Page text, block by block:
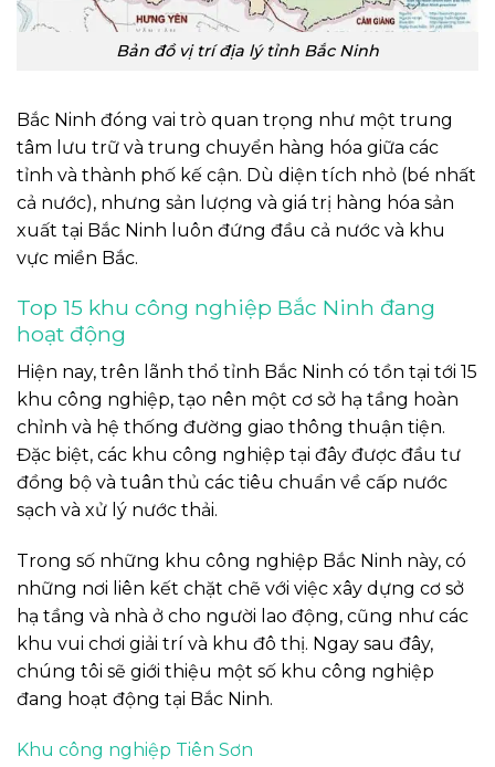
Bản đồ vị trí địa lý tỉnh Bắc Ninh
Bắc Ninh đóng vai trò quan trọng như một trung
tâm lưu trữ và trung chuyển hàng hóa giữa các
tỉnh và thành phố kế cận. Dù diện tích nhỏ (bé nhất
cả nước), nhưng sản lượng và giá trị hàng hóa sản
xuất tại Bắc Ninh luôn đứng đầu cả nước và khu
vực miền Bắc.
Top 15 khu công nghiệp Bắc Ninh đang
hoạt động
Hiện nay, trên lãnh thổ tỉnh Bắc Ninh có tồn tại tới 15
khu công nghiệp, tạo nên một cơ sở hạ tầng hoàn
chỉnh và hệ thống đường giao thông thuận tiện.
Đặc biệt, các khu công nghiệp tại đây được đầu tư
đồng bộ và tuân thủ các tiêu chuẩn về cấp nước
sạch và xử lý nước thải.
Trong số những khu công nghiệp Bắc Ninh này, có
những nơi liên kết chặt chẽ với việc xây dựng cơ sở
hạ tầng và nhà ở cho người lao động, cũng như các
khu vui chơi giải trí và khu đô thị. Ngay sau đây,
chúng tôi sẽ giới thiệu một số khu công nghiệp
đang hoạt động tại Bắc Ninh.
Khu công nghiệp Tiên Sơn